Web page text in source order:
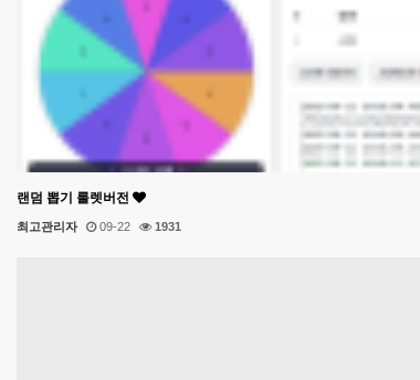
랜덤 뽑기 룰렛버전
최고관리자 09-22 1931